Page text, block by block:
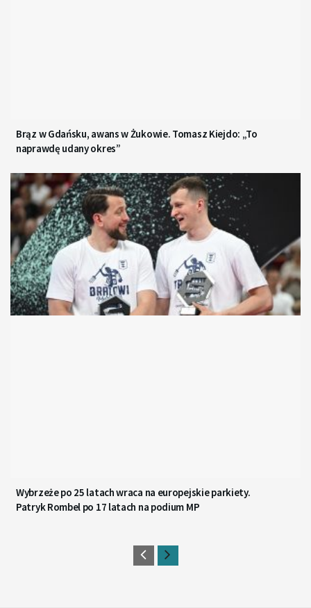
Brąz w Gdańsku, awans w Żukowie. Tomasz Kiejdo: „To
naprawdę udany okres”
Wybrzeże po 25 latach wraca na europejskie parkiety.
Patryk Rombel po 17 latach na podium MP